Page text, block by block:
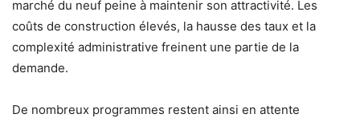
marché du neuf peine à maintenir son attractivité. Les
coûts de construction élevés, la hausse des taux et la
complexité administrative freinent une partie de la
demande.
De nombreux programmes restent ainsi en attente